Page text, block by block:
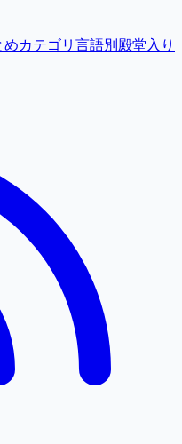
めカテゴリ 言語別殿堂入り